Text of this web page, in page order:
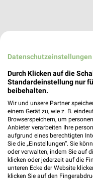
SIEMES
Raunheim,
Datenschutzeinstellungen
Durch Klicken auf die
Standardeinstellung nur
beibehalten.
Wir und unsere Partner
einem Gerät zu, wie z. B.
Browserspeichern, um
Anbieter verarbeiten Ihre
aufgrund eines berechtigten
Sie die „Einstellungen“. Sie
oder verwalten, indem Sie auf
klicken oder jederzeit auf die
unteren Ecke der Website
klicken Sie auf den